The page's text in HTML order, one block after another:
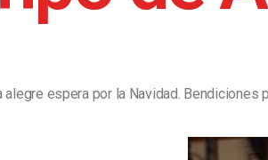
espera por la Navidad.